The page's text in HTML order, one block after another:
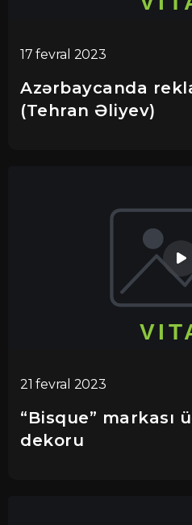
17 fevral 2023
Azərbaycanda
(Tehran Əliyev)
21 fevral 2023
“Bisque” markası
dekoru